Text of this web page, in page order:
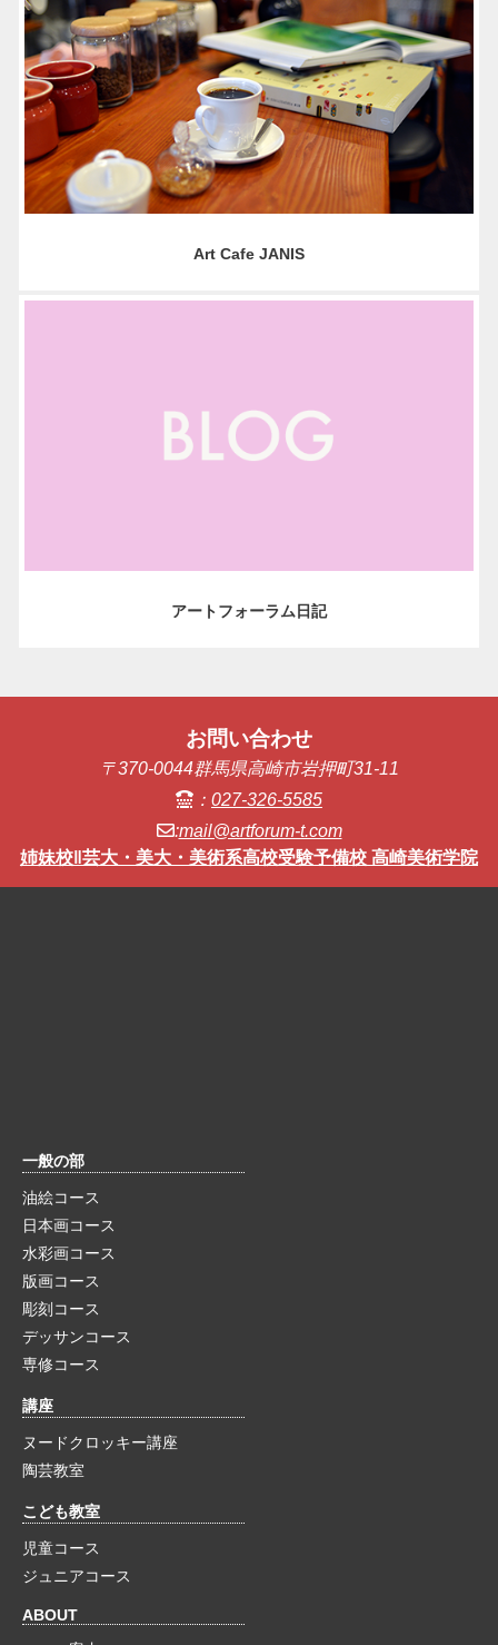
Art Cafe JANIS
アートフォーラム日記
お問い合わせ
〒370-0044群馬県高崎市岩押町31-11
： 027-326-5585
:mail@artforum-t.com
姉妹校‖芸大・美大・美術系高校受験予備校 高崎美術学院
一般の部
油絵コース
日本画コース
水彩画コース
版画コース
彫刻コース
デッサンコース
専修コース
講座
ヌードクロッキー講座
陶芸教室
こども教室
児童コース
ジュニアコース
ABOUT